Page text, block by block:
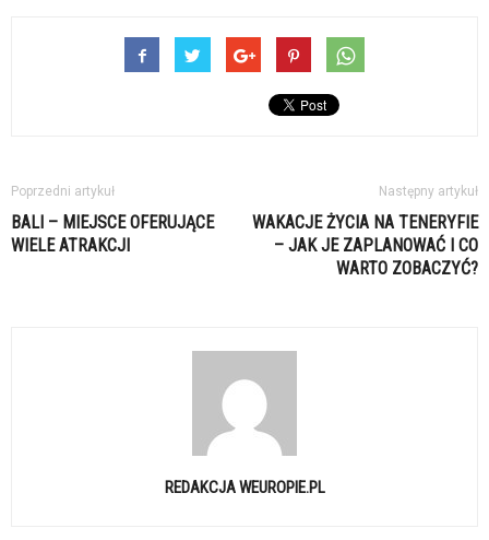
Poprzedni artykuł
BALI – MIEJSCE OFERUJĄCE
WIELE ATRAKCJI
Następny artykuł
WAKACJE ŻYCIA NA TENERYFIE
– JAK JE ZAPLANOWAĆ I CO
WARTO ZOBACZYĆ?
REDAKCJA WEUROPIE.PL